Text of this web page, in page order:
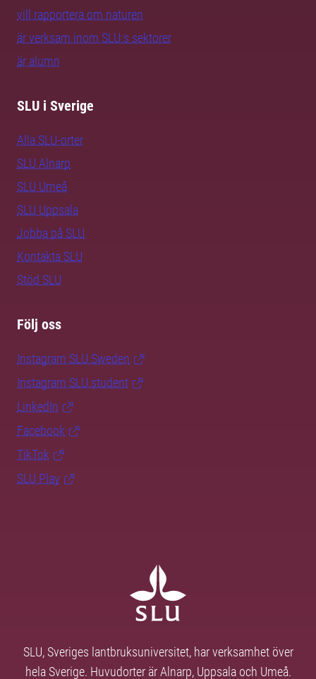
vill rapportera om naturen
är verksam inom SLU:s sektorer
är alumn
SLU i Sverige
Alla SLU-orter
SLU Alnarp
SLU Umeå
SLU Uppsala
Jobba på SLU
Kontakta SLU
Stöd SLU
Följ oss
Instagram SLU.Sweden
Instagram SLU.student
LinkedIn
Facebook
TikTok
SLU Play
SLU, Sveriges lantbruksuniversitet, har verksamhet över
hela Sverige. Huvudorter är Alnarp, Uppsala och Umeå.